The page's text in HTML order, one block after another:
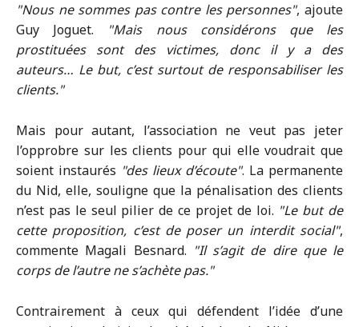
Nous ne sommes pas contre les personnes , ajoute
Guy Joguet.
Mais nous considérons que les
prostituées sont des victimes, donc il y a des
auteurs… Le but, c’est surtout de responsabiliser les
clients.
Mais pour autant, l’association ne veut pas jeter
l’opprobre sur les clients pour qui elle voudrait que
soient instaurés des lieux d’écoute . La permanente
du Nid, elle, souligne que la pénalisation des clients
n’est pas le seul pilier de ce projet de loi.
Le but de
cette proposition, c’est de poser un interdit social ,
commente Magali Besnard.
Il s’agit de dire que le
corps de l’autre ne s’achète pas.
Contrairement à ceux qui défendent l’idée d’une